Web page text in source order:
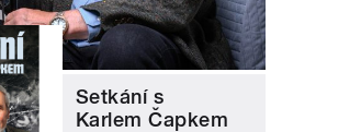
Setkání s
Karlem Čapkem